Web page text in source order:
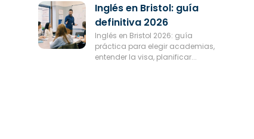
Inglés en Bristol: guía
definitiva 2026
Inglés en Bristol 2026: guía
práctica para elegir academias,
entender la visa, planificar...